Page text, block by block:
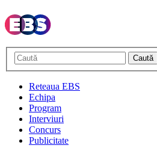
Caută
Reteaua EBS
Echipa
Program
Interviuri
Concurs
Publicitate